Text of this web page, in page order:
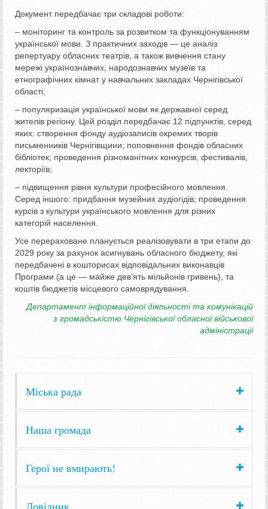
Документ передбачає три складові роботи:
– моніторинг та контроль за розвитком та функціонуванням
української мови. З практичних заходів — це аналіз
репертуару обласних театрів, а також вивчення стану
мережі українознавчих, народознавчих музеїв та
етнографічних кімнат у навчальних закладах Чернігівської
області;
– популяризація української мови як державної серед
жителів регіону. Цей розділ передбачає 12 підпунктів, серед
яких: створення фонду аудіозаписів окремих творів
письменників Чернігівщини; поповнення фондів обласних
бібліотек; проведення різноманітних конкурсів, фестивалів,
лекторіїв;
– підвищення рівня культури професійного мовлення.
Серед іншого: придбання музейних аудіогідів; проведення
курсів з культури українського мовлення для різних
категорій населення.
Усе перераховане планується реалізовувати в три етапи до
2029 року за рахунок асигнувань обласного бюджету, які
передбачені в кошторисах відповідальних виконавців
Програми (а це — майже дев’ять мільйонів гривень), та
коштів бюджетів місцевого самоврядування.
Департамент інформаційної діяльності та комунікацій
з громадськістю Чернігівської обласної військової
адміністрації
Міська рада
Наша громада
Герої не вмирають!
Довідник